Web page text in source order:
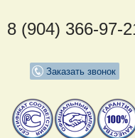
8 (904) 366-97-
Заказать звонок